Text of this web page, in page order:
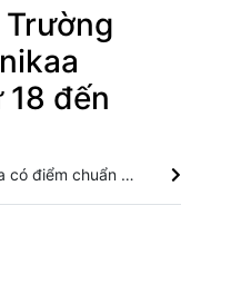
đến
Trường Đại học Phenikaa có điểm chuẩn cao nhất là ngành Toán Tin ứng dụng, Toán ứng dụng trong kinh tế và logistics với cùng mức điểm chuẩn 27 điểm. Trường Đại học Ngoại thương công bố điểm chuẩn, cao nhất lên đến 29,7 điểm Lộ diện trường đại học đầu tiên có điểm chuẩn cán mốc tuyệt đối 30/30 điểm Điểm chuẩn Đại học Bách khoa Hà Nội lập đỉnh với 29,54 điểm